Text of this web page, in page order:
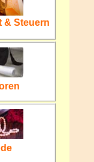
& Steuern